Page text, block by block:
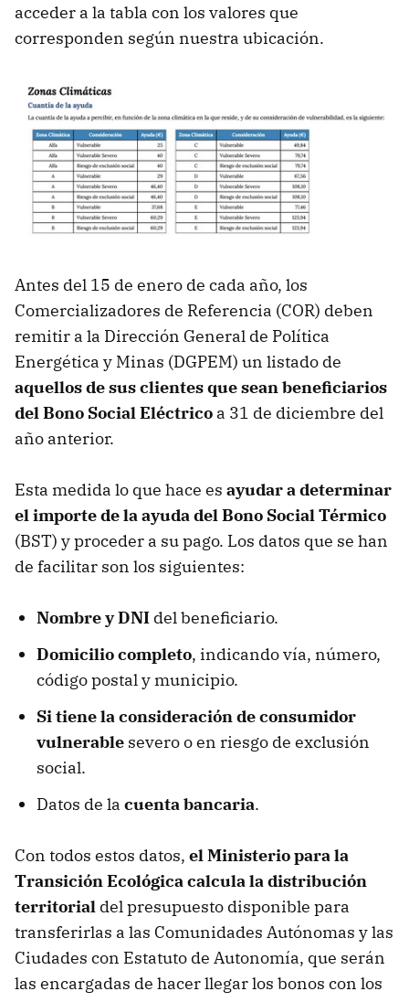
acceder a la tabla con los valores que
corresponden según nuestra ubicación.
Antes del 15 de enero de cada año, los
Comercializadores de Referencia (COR) deben
remitir a la Dirección General de Política
Energética y Minas (DGPEM) un listado de
aquellos de sus clientes que sean beneficiarios
del Bono Social Eléctrico a 31 de diciembre del
año anterior.
Esta medida lo que hace es ayudar a determinar
el importe de la ayuda del Bono Social Térmico
(BST) y proceder a su pago. Los datos que se han
de facilitar son los siguientes:
Nombre y DNI del beneficiario.
Domicilio completo, indicando vía, número,
código postal y municipio.
Si tiene la consideración de consumidor
vulnerable severo o en riesgo de exclusión
social.
Datos de la cuenta bancaria.
Con todos estos datos, el Ministerio para la
Transición Ecológica calcula la distribución
territorial del presupuesto disponible para
transferirlas a las Comunidades Autónomas y las
Ciudades con Estatuto de Autonomía, que serán
las encargadas de hacer llegar los bonos con los